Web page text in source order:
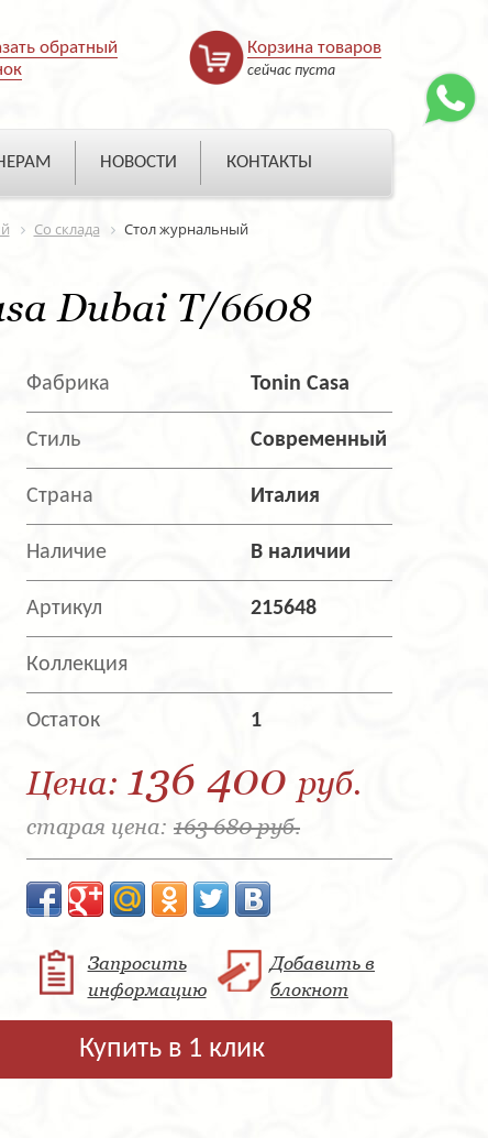
обратный
Корзина товаров
сейчас пуста
НОВОСТИ КОНТАКТЫ
Со склада Стол журнальный
Dubai T/6608
Фабрика Tonin Casa
Стиль Современный
Страна Италия
Наличие В наличии
Артикул 215648
Коллекция
Остаток 1
Цена: 136 400 руб.
старая цена: 163 680 руб.
Запросить
информацию
Добавить в
блокнот
Купить в 1 клик